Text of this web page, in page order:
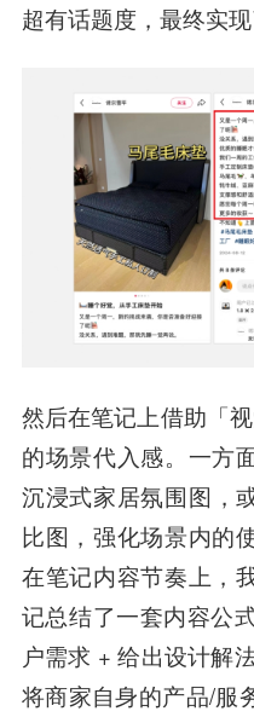
超有话题度，最终实现
然后在笔记上借助「
的场景代入感。一方
沉浸式家居氛围图，
比图，强化场景内的
在笔记内容节奏上，
记总结了一套内容公
户需求 + 给出设计解
将商家自身的产品/服